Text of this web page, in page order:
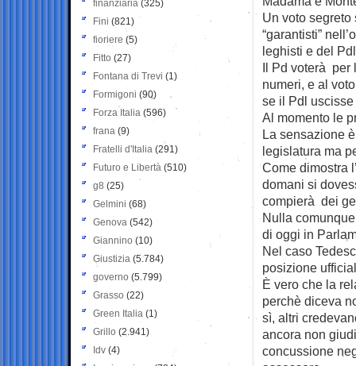
Un voto
“garantisti”
leghisti e del
Il Pd voterà per
numeri, e al
se il Pdl uscisse
Al momento le
La sensazione
legislatura ma
Come dimostra
domani si
compierà dei
Nulla
di oggi in
Nel caso
posizione
È vero che la
perchè diceva
sì, altri
ancora non
concussione
finanziaria (325)
Fini (821)
fioriere (5)
Fitto (27)
Fontana di Trevi (1)
Formigoni (90)
Forza Italia (596)
frana (9)
Fratelli d'Italia (291)
Futuro e Libertà (510)
g8 (25)
Gelmini (68)
Genova (542)
Giannino (10)
Giustizia (5.784)
governo (5.799)
Grasso (22)
Green Italia (1)
Grillo (2.941)
Idv (4)